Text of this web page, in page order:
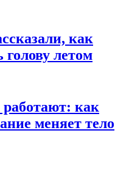
как
летом
как
меняет тело